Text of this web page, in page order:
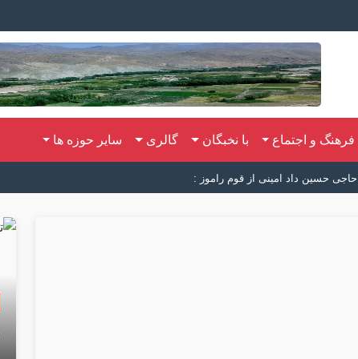
فرهنگ و اجتماع با نخبگان گالری سایر حوزه ها
حسین داد امینی از قوم راموز :